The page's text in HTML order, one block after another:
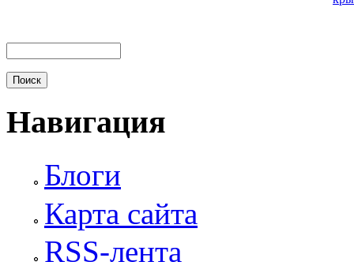
Навигация
Блоги
Карта сайта
RSS-лента